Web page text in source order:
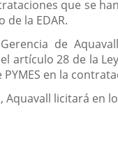
que se
de la EDAR.
de
artículo 28 de la
en la
Aquavall licitará en